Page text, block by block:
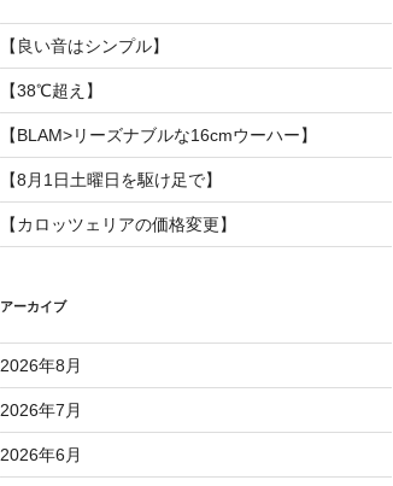
【良い音はシンプル】
【38℃超え】
【BLAM>リーズナブルな16cmウーハー】
【8月1日土曜日を駆け足で】
【カロッツェリアの価格変更】
アーカイブ
2026年8月
2026年7月
2026年6月